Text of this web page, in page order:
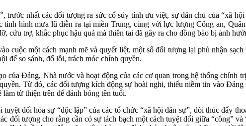
trước nhất các đối tượng ra sức cổ súy tính ưu việt, sự dân chủ của “xã
hình mưa lũ diễn ra tại miền Trung, cùng với lực lượng Công an,
cứu trợ, khắc phục hậu quả mà thiên tai đã gây ra cho đồng bào bị ảnh
cuộc một cách mạnh mẽ và quyết liệt, một số đối tượng lại phủ nhận
để so sánh, đổ lỗi, trách móc chính quyền.
của Đảng, Nhà nước và hoạt động của các cơ quan trong hệ thống chính
Từ đó, các đối tượng kích động sự hoài nghi, thiếu niềm tin vào
từ thiện trên để đánh bóng tên tuổi.
đối hóa sự “độc lập” của các tổ chức “xã hội dân sự”, đòi thúc đẩy
đối tượng cho rằng cần có sự tách bạch một cách tuyệt đối giữa “công”